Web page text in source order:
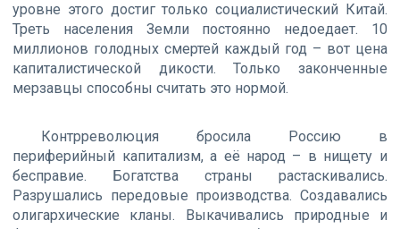
уровне этого достиг только социалистический Китай.
Треть населения Земли постоянно недоедает. 10
миллионов голодных смертей каждый год – вот цена
капиталистической дикости. Только законченные
мерзавцы способны считать это нормой.
Контрреволюция бросила Россию в
периферийный капитализм, а её народ – в нищету и
бесправие. Богатства страны растаскивались.
Разрушались передовые производства. Создавались
олигархические кланы. Выкачивались природные и